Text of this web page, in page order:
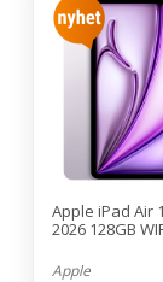
Apple iPad Air
2026 128GB
Apple